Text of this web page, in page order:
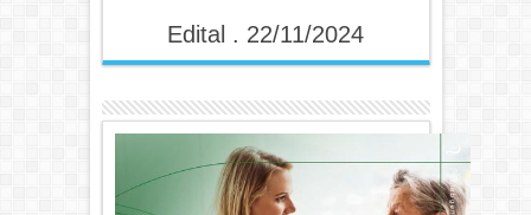
Edital . 22/11/2024